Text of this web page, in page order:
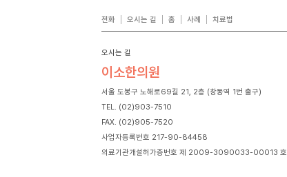
전화 오시는 길 홈 사례 치료법
오시는 길
이소한의원
서울 도봉구 노해로69길 21, 2층 (창동역 1번 출구)
TEL. (02)903-7510
FAX. (02)905-7520
사업자등록번호 217-90-84458
의료기관개설허가증번호 제 2009-3090033-00013 호